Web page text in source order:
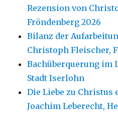
Rezension von
Fröndenberg 2026
Bilanz der
Christoph Fleischer,
Bachüberquerung im
Stadt Iserlohn
Die Liebe zu Christus
Joachim Leberecht,